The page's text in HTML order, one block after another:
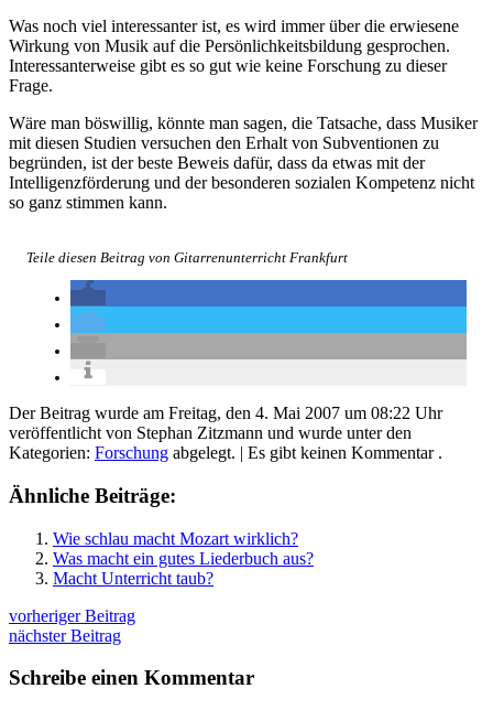
Was noch viel interessanter ist, es wird immer über die erwiesene
Wirkung von Musik auf die Persönlichkeitsbildung gesprochen.
Interessanterweise gibt es so gut wie keine Forschung zu dieser
Frage.
Wäre man böswillig, könnte man sagen, die Tatsache, dass Musiker
mit diesen Studien versuchen den Erhalt von Subventionen zu
begründen, ist der beste Beweis dafür, dass da etwas mit der
Intelligenzförderung und der besonderen sozialen Kompetenz nicht
so ganz stimmen kann.
Teile diesen Beitrag von Gitarrenunterricht Frankfurt
Der Beitrag wurde am Freitag, den 4. Mai 2007 um 08:22 Uhr
veröffentlicht von Stephan Zitzmann und wurde unter den
Kategorien: Forschung abgelegt. | Es gibt keinen Kommentar .
Ähnliche Beiträge:
Wie schlau macht Mozart wirklich?
Was macht ein gutes Liederbuch aus?
Macht Unterricht taub?
vorheriger Beitrag
nächster Beitrag
Schreibe einen Kommentar